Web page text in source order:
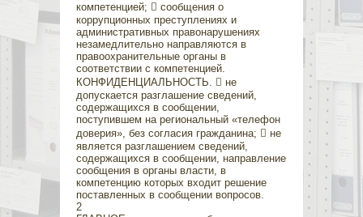
компетенцией;  сообщения о
коррупционных преступлениях и
административных правонарушениях
незамедлительно направляются в
правоохранительные органы в
соответствии с компетенцией.
КОНФИДЕНЦИАЛЬНОСТЬ.  не
допускается разглашение сведений,
содержащихся в сообщении,
поступившем на региональный «телефон
доверия», без согласия гражданина;  не
является разглашением сведений,
содержащихся в сообщении, направление
сообщения в органы власти, в
компетенцию которых входит решение
поставленных в сообщении вопросов.
2